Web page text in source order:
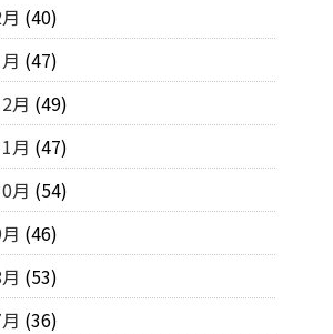
(40)
(47)
月 (49)
月 (47)
月 (54)
(46)
(53)
(36)